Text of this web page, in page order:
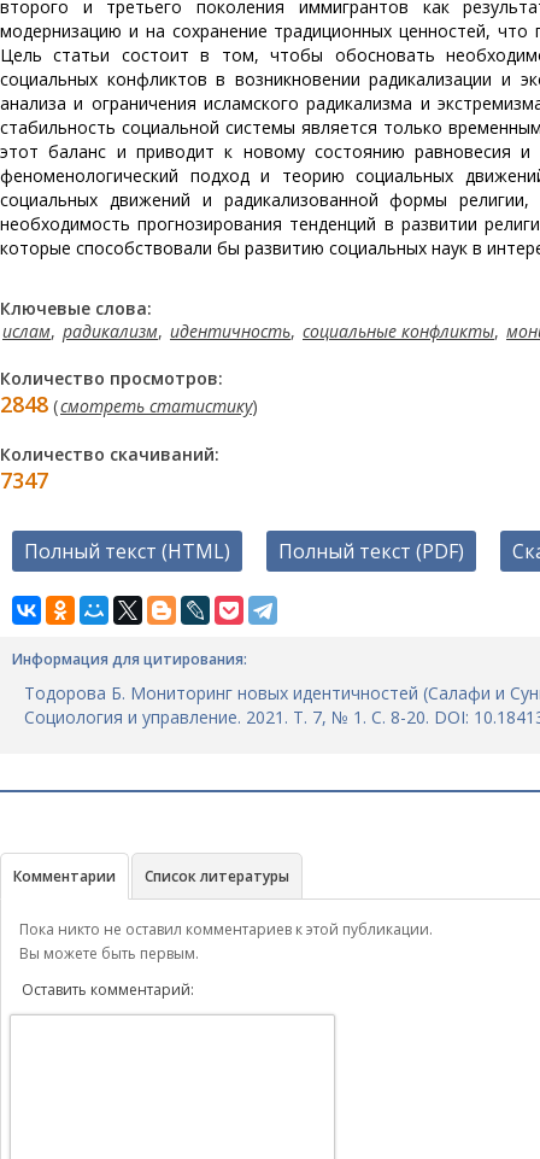
второго и третьего поколения иммигрантов как
модернизацию и на сохранение традиционных ценностей,
Цель статьи состоит в том, чтобы обосновать
социальных конфликтов в возникновении радикализации и
анализа и ограничения исламского радикализма и
стабильность социальной системы является только
этот баланс и приводит к новому состоянию равновесия
феноменологический подход и теорию социальных
социальных движений и радикализованной формы
необходимость прогнозирования тенденций в развитии
которые способствовали бы развитию социальных наук в
Ключевые слова:
ислам, радикализм, идентичность, социальные конфликты,
Количество просмотров:
2848 (смотреть статистику)
Количество скачиваний:
7347
Полный текст (HTML) Полный текст (PDF)
Информация для цитирования:
Тодорова Б. Мониторинг новых идентичностей (Салафи и
Социология и управление. 2021. Т. 7, № 1. С. 8-20. DOI:
Комментарии Список литературы
Пока никто не оставил комментариев к этой публикации.
Вы можете быть первым.
Оставить комментарий: